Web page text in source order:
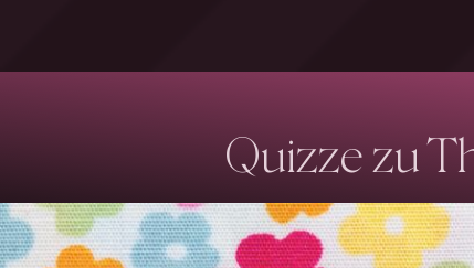
Quizze zu